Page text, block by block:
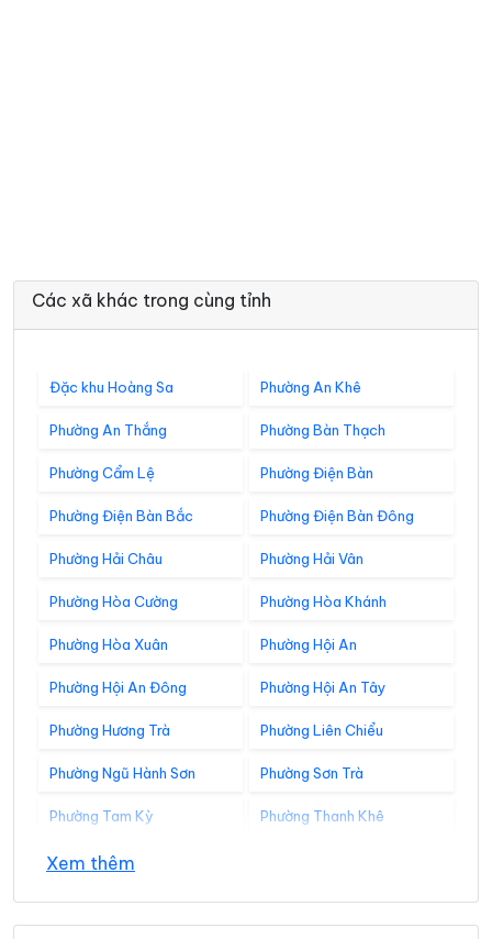
Các xã khác trong cùng tỉnh
Đặc khu Hoàng Sa Phường An Khê
Phường An Thắng Phường Bàn Thạch
Phường Cẩm Lệ Phường Điện Bàn
Phường Điện Bàn Bắc Phường Điện Bàn Đông
Phường Hải Châu Phường Hải Vân
Phường Hòa Cường Phường Hòa Khánh
Phường Hòa Xuân Phường Hội An
Phường Hội An Đông Phường Hội An Tây
Phường Hương Trà Phường Liên Chiểu
Phường Ngũ Hành Sơn Phường Sơn Trà
Phường Tam Kỳ Phường Thanh Khê
Xã Avương
Xã Bến Giằng Xã Bến Hiên
Xem thêm